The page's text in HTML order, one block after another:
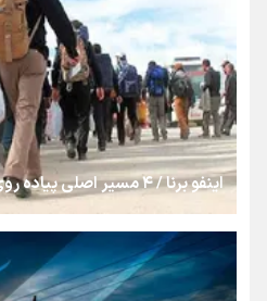
روایت ایران از کنار مردم
از طلوع خیابان‌ها تا
جمله‌ای که بغض
تهران رفتند»
اینفو برنا / ۴ مسیر اصلی پیاده روی اربعین در عراق